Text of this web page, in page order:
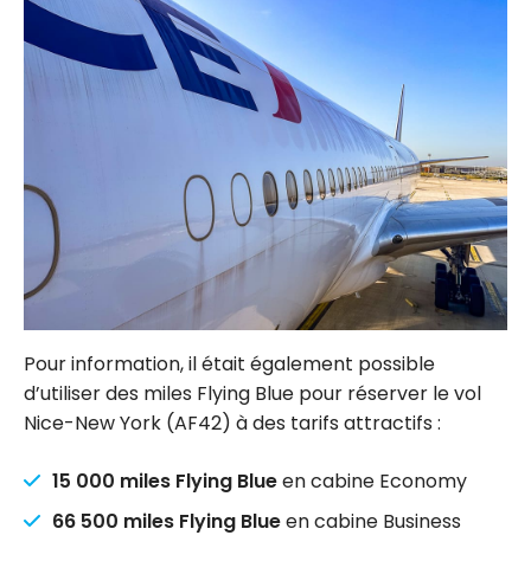
Pour information, il était également possible
d’utiliser des miles Flying Blue pour réserver le vol
Nice-New York (AF42) à des tarifs attractifs :
15 000 miles Flying Blueen cabine Economy
66 500 miles Flying Blueen cabine Business